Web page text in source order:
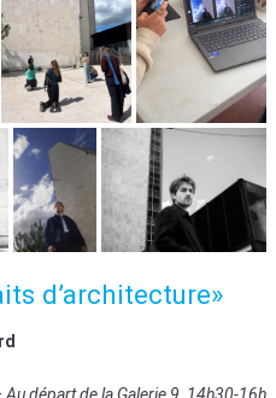
d’architecture»